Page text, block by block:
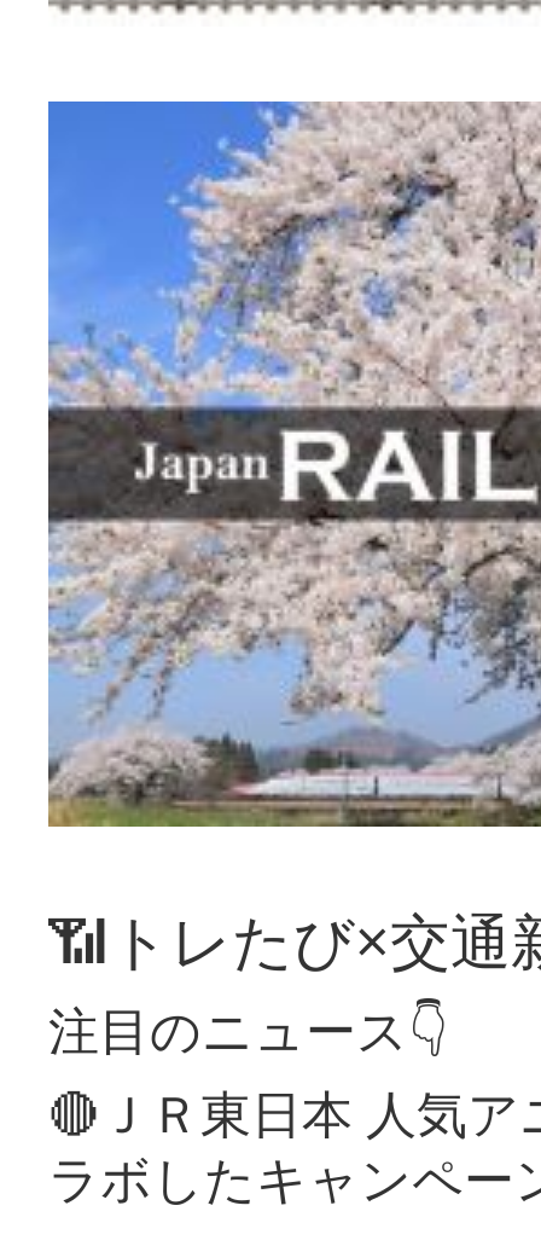
📶トレたび×交通
注目のニュース👇
🔴ＪＲ東日本 人気
ラボしたキャンペー